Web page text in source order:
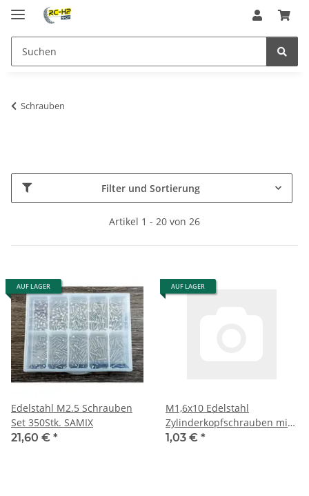
Schrauben
Filter und Sortierung
Artikel 1 - 20 von 26
AUF LAGER
Edelstahl M2.5 Schrauben
Set 350Stk. SAMIX
21,60 € *
AUF LAGER
M1,6x10 Edelstahl
Zylinderkopfschrauben mit
Innensechskant 6 St.
1,03 € *